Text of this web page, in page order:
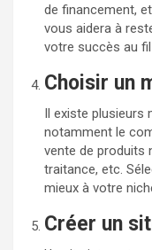
de financement,
vous aidera à
votre succès au
Choisir un
Il existe plusieurs
notamment le
vente de produits
traitance, etc.
mieux à votre
Créer un